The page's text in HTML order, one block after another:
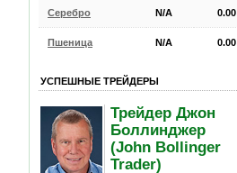
Серебро N/A 0.00
Пшеница N/A 0.00
УСПЕШНЫЕ ТРЕЙДЕРЫ
Трейдер Джон
Боллинджер
(John Bollinger
Trader)